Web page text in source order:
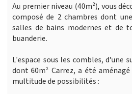
Au premier niveau (40m²), vous
composé de 2 chambres dont
salles de bains modernes et de
buanderie.
L'espace sous les combles, d'une
dont 60m² Carrez, a été
multitude de possibilités :